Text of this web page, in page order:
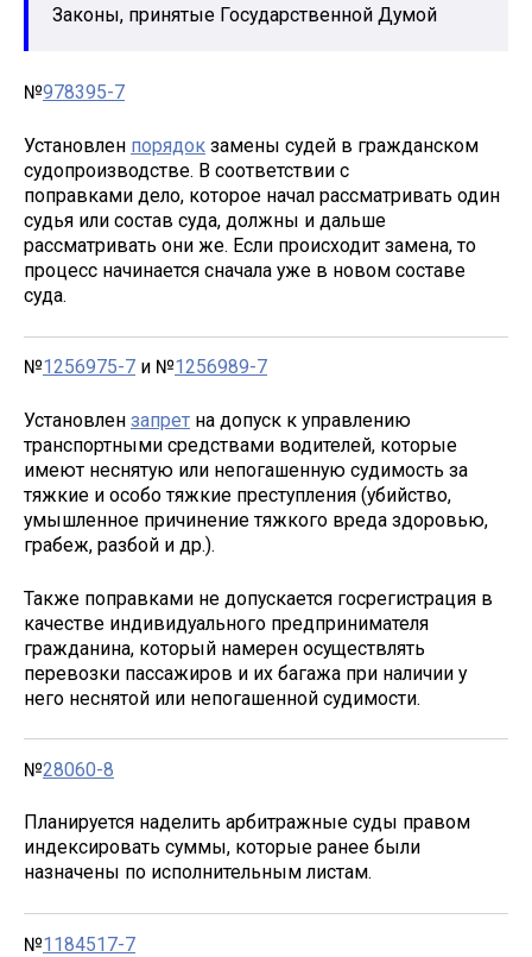
Законы, принятые Государственной Думой
№978395-7
Установлен порядок замены судей в гражданском
судопроизводстве. В соответствии с
поправками дело, которое начал рассматривать один
судья или состав суда, должны и дальше
рассматривать они же. Если происходит замена, то
процесс начинается сначала уже в новом составе
суда.
№1256975-7 и №1256989-7
Установлен запрет на допуск к управлению
транспортными средствами водителей, которые
имеют неснятую или непогашенную судимость за
тяжкие и особо тяжкие преступления (убийство,
умышленное причинение тяжкого вреда здоровью,
грабеж, разбой и др.).
Также поправками не допускается госрегистрация в
качестве индивидуального предпринимателя
гражданина, который намерен осуществлять
перевозки пассажиров и их багажа при наличии у
него неснятой или непогашенной судимости.
№28060-8
Планируется наделить арбитражные суды правом
индексировать суммы, которые ранее были
назначены по исполнительным листам.
№1184517-7